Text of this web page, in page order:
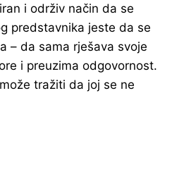
i održiv način da se
predstavnika jeste da se
– da sama rješava svoje
i preuzima odgovornost.
tražiti da joj se ne